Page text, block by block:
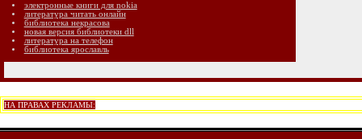
электронные книги для nokia
литература читать онлайн
библиотека некрасова
новая версия библиотеки dll
литература на телефон
библиотека ярославль
НА ПРАВАХ РЕКЛАМЫ: